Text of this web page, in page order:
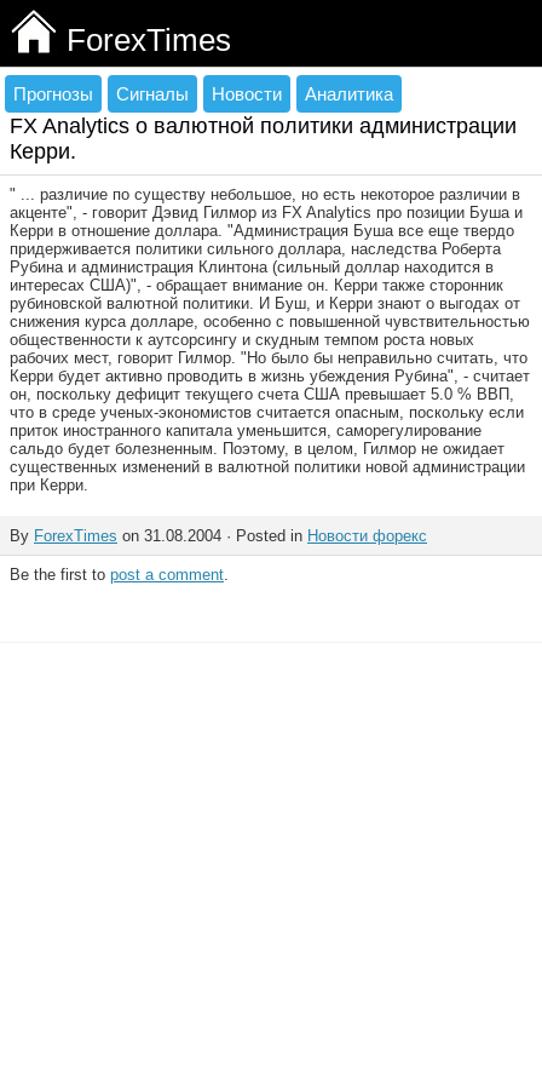
ForexTimes
Прогнозы Сигналы Новости Аналитика
FX Analytics о валютной политики администрации
Керри.
" ... различие по существу небольшое, но есть некоторое различии в
акценте", - говорит Дэвид Гилмор из FX Analytics про позиции Буша и
Керри в отношение доллара. "Администрация Буша все еще твердо
придерживается политики сильного доллара, наследства Роберта
Рубина и администрация Клинтона (сильный доллар находится в
интересах США)", - обращает внимание он. Керри также сторонник
рубиновской валютной политики. И Буш, и Керри знают о выгодах от
снижения курса долларе, особенно с повышенной чувствительностью
общественности к аутсорсингу и скудным темпом роста новых
рабочих мест, говорит Гилмор. "Но было бы неправильно считать, что
Керри будет активно проводить в жизнь убеждения Рубина", - считает
он, поскольку дефицит текущего счета США превышает 5.0 % ВВП,
что в среде ученых-экономистов считается опасным, поскольку если
приток иностранного капитала уменьшится, саморегулирование
сальдо будет болезненным. Поэтому, в целом, Гилмор не ожидает
существенных изменений в валютной политики новой администрации
при Керри.
By ForexTimes on 31.08.2004 · Posted in Новости форекс
Be the first to post a comment.